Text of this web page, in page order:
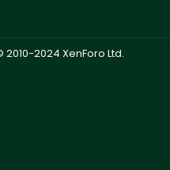
2010-2024 XenForo Ltd.